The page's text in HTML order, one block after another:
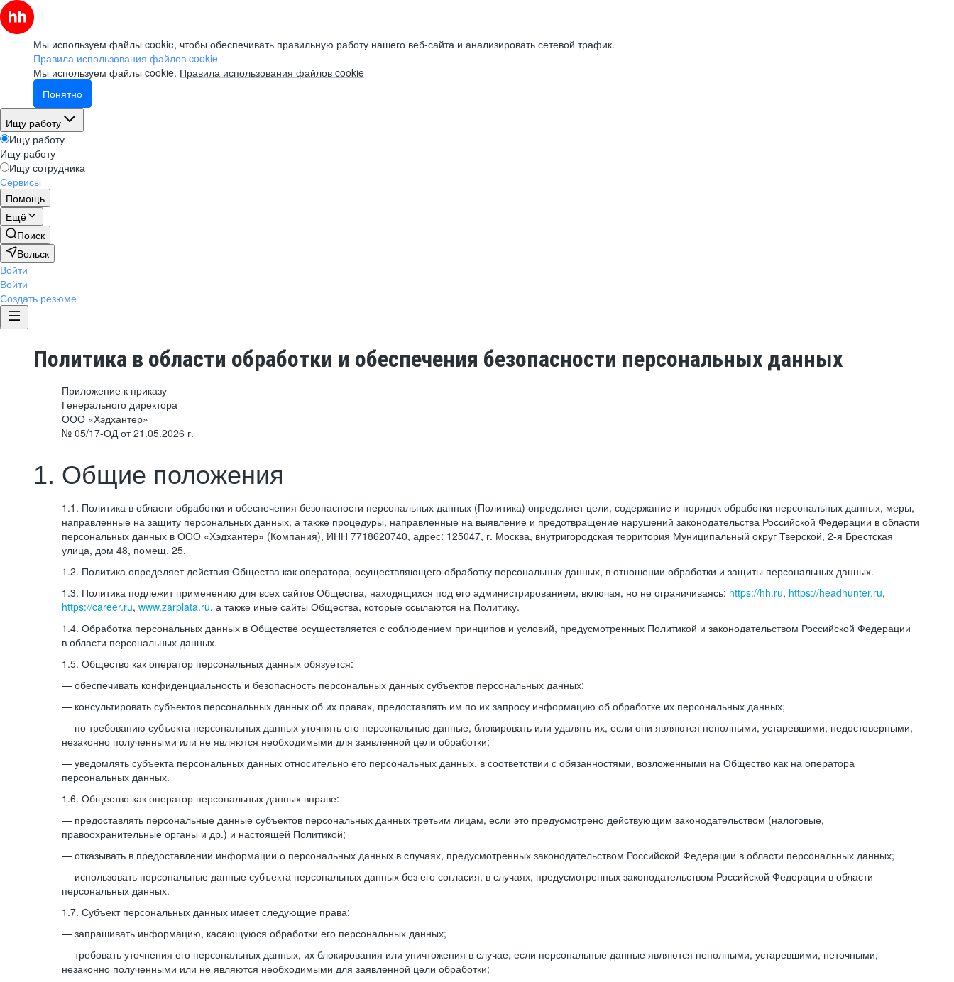
Мы используем файлы cookie, чтобы обеспечивать правильную работу нашего веб-сайта и анализировать сетевой трафик.
Правила использования файлов cookie
Мы используем файлы cookie. Правила использования файлов cookie
Понятно
Ищу работу
Ищу работу
Ищу работу
Ищу сотрудника
Сервисы
Помощь
Ещё
Поиск
Вольск
Войти
Войти
Создать резюме
Политика в области обработки и обеспечения безопасности персональных данных
Приложение к приказу
Генерального директора
ООО «Хэдхантер»
№ 05/17-ОД от 21.05.2026 г.
1. Общие положения
1.1. Политика в области обработки и обеспечения безопасности персональных данных (Политика) определяет цели, содержание и порядок обработки персональных данных, меры,
направленные на защиту персональных данных, а также процедуры, направленные на выявление и предотвращение нарушений законодательства Российской Федерации в области
персональных данных в ООО «Хэдхантер» (Компания), ИНН 7718620740, адрес: 125047, г. Москва, внутригородская территория Муниципальный округ Тверской, 2-я Брестская
улица, дом 48, помещ. 25.
1.2. Политика определяет действия Общества как оператора, осуществляющего обработку персональных данных, в отношении обработки и защиты персональных данных.
1.3. Политика подлежит применению для всех сайтов Общества, находящихся под его администрированием, включая, но не ограничиваясь: https://hh.ru, https://headhunter.ru,
https://career.ru, www.zarplata.ru, а также иные сайты Общества, которые ссылаются на Политику.
1.4. Обработка персональных данных в Обществе осуществляется с соблюдением принципов и условий, предусмотренных Политикой и законодательством Российской Федерации
в области персональных данных.
1.5. Общество как оператор персональных данных обязуется:
— обеспечивать конфиденциальность и безопасность персональных данных субъектов персональных данных;
— консультировать субъектов персональных данных об их правах, предоставлять им по их запросу информацию об обработке их персональных данных;
— по требованию субъекта персональных данных уточнять его персональные данные, блокировать или удалять их, если они являются неполными, устаревшими, недостоверными,
незаконно полученными или не являются необходимыми для заявленной цели обработки;
— уведомлять субъекта персональных данных относительно его персональных данных, в соответствии с обязанностями, возложенными на Общество как на оператора
персональных данных.
1.6. Общество как оператор персональных данных вправе:
— предоставлять персональные данные субъектов персональных данных третьим лицам, если это предусмотрено действующим законодательством (налоговые,
правоохранительные органы и др.) и настоящей Политикой;
— отказывать в предоставлении информации о персональных данных в случаях, предусмотренных законодательством Российской Федерации в области персональных данных;
— использовать персональные данные субъекта персональных данных без его согласия, в случаях, предусмотренных законодательством Российской Федерации в области
персональных данных.
1.7. Субъект персональных данных имеет следующие права:
— запрашивать информацию, касающуюся обработки его персональных данных;
— требовать уточнения его персональных данных, их блокирования или уничтожения в случае, если персональные данные являются неполными, устаревшими, неточными,
незаконно полученными или не являются необходимыми для заявленной цели обработки;